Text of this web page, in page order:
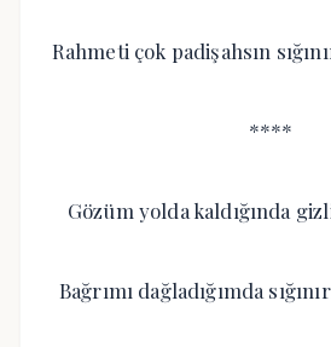
Rahmeti çok padişahsın
****
Gözüm yolda kaldığında
Bağrımı dağladığımda